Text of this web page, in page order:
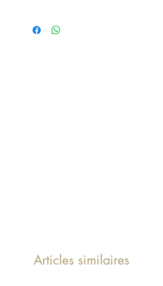
Dimensions : L.80xl.40xh.90cm
Articles similaires